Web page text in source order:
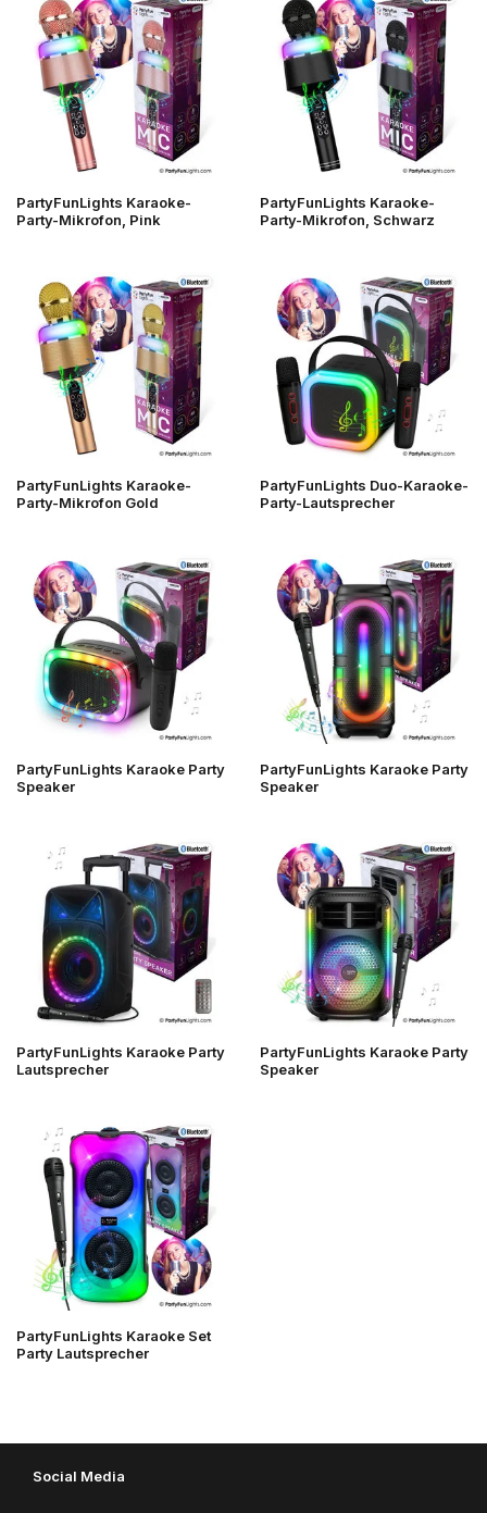
PartyFunLights Karaoke-
Party-Mikrofon, Pink
PartyFunLights Karaoke-
Party-Mikrofon, Schwarz
PartyFunLights Karaoke-
Party-Mikrofon Gold
PartyFunLights Duo-Karaoke-
Party-Lautsprecher
PartyFunLights Karaoke Party
Speaker
PartyFunLights Karaoke Party
Speaker
PartyFunLights Karaoke Party
Lautsprecher
PartyFunLights Karaoke Party
Speaker
PartyFunLights Karaoke Set
Party Lautsprecher
Social Media